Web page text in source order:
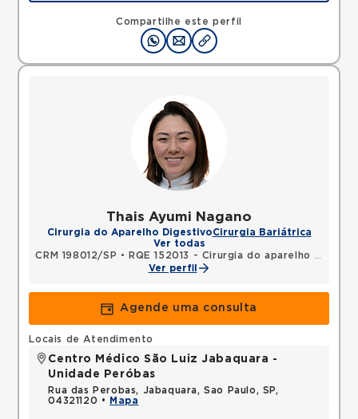
Compartilhe este perfil
Rua Doutor Alceu de Campos Rodrigues, Vila Nova
Conceicao, Sao Paulo, SP, 04544000 •
Thais Ayumi Nagano
Cirurgia do Aparelho DigestivoCirurgia Bariátrica
Ver todas
CRM 198012/SP •
RQE 152013 - Cirurgia do aparelho digestivo
Ver perfil
Agende uma consulta
Locais de Atendimento
Centro Médico São Luiz Jabaquara -
Unidade Peróbas
Rua das Perobas, Jabaquara, Sao Paulo, SP,
04321120 •
Mapa